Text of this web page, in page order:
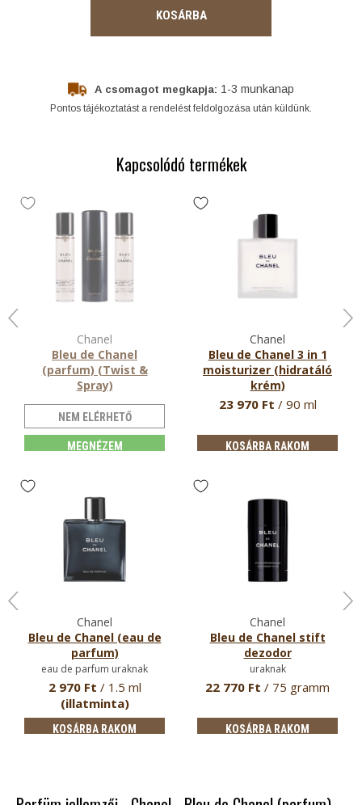
KOSÁRBA
A csomagot megkapja: 1-3 munkanap
Pontos tájékoztatást a rendelést feldolgozása után küldünk.
Kapcsolódó termékek
Chanel
Bleu de Chanel
(parfum) (Twist &
Spray)
parfum uraknak
NEM ELÉRHETŐ
MEGNÉZEM
Chanel
Bleu de Chanel 3 in 1
moisturizer (hidratáló
krém)
arcápolás uraknak
23 970 Ft / 90 ml
KOSÁRBA RAKOM
Chanel
Bleu de Chanel (eau de
parfum)
eau de parfum uraknak
2 970 Ft / 1.5 ml
(illatminta)
KOSÁRBA RAKOM
Chanel
Bleu de Chanel stift
dezodor
uraknak
22 770 Ft / 75 gramm
KOSÁRBA RAKOM